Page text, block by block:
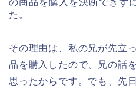
の商品を購入を決断できず
た。
その理由は、私の兄が先立
品を購入したので、兄の話
思ったからです。でも、先